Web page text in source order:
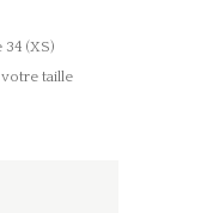
34 (XS)
taille